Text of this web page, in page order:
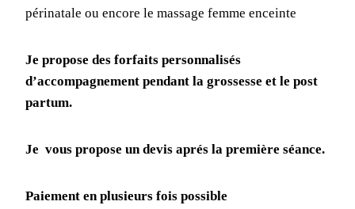
périnatale ou encore le massage femme enceinte
Je propose des forfaits personnalisés
d’accompagnement pendant la grossesse et le post
partum.
Je vous propose un devis aprés la première séance.
Paiement en plusieurs fois possible